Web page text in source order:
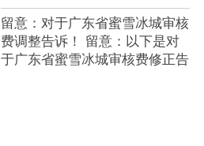
留意：对于广东省蜜雪冰城审核
费调整告诉！ 留意：以下是对
于广东省蜜雪冰城审核费修正告